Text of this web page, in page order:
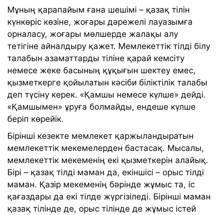
Мұның қарапайым ғана шешімі – қазақ тілін
күнкөріс көзіне, жоғары дәрежелі лауазымға
орналасу, жоғары мөлшерде жалақы алу
тетігіне айналдыру қажет. Мемлекеттік тілді білу
талабын азаматтарды тіліне қарай кемсіту
немесе жеке басының құқығын шектеу емес,
қызметкерге қойылатын кәсіби біліктілік талабы
деп түсіну керек. «Қамшы немесе күлше» дейді.
«Қамшымен» ұруға болмайды, ендеше күлше
беріп көрейік.
Бірінші кезекте мемлекет қаржыландыратын
мемлекеттік мекемелерден бастасақ. Мысалы,
мемлекеттік мекеменің екі қызметкерін алайық.
Бірі – қазақ тілді маман да, екіншісі – орыс тілді
маман. Қазір мекеменің бәрінде жұмыс та, іс
қағаздары да екі тілде жүргізіледі. Бірінші маман
қазақ тілінде де, орыс тілінде де жұмыс істей